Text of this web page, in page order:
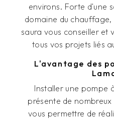
environs. Forte d'une
domaine du chauffage,
saura vous conseiller et
tous vos projets liés
L'avantage des
Installer une pompe
présente de
vous permettre de